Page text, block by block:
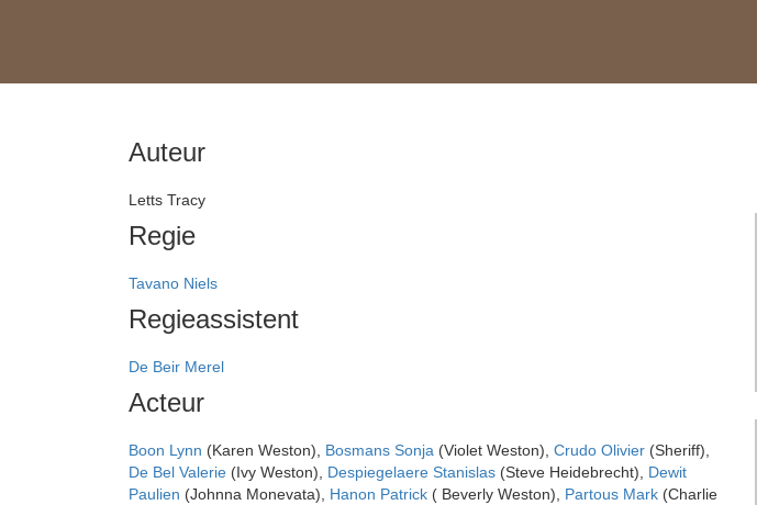
Auteur
Letts Tracy
Regie
Tavano Niels
Regieassistent
De Beir Merel
Acteur
Boon Lynn (Karen Weston), Bosmans Sonja (Violet Weston), Crudo Olivier (Sheriff),
De Bel Valerie (Ivy Weston), Despiegelaere Stanislas (Steve Heidebrecht), Dewit
Paulien (Johnna Monevata), Hanon Patrick ( Beverly Weston), Partous Mark (Charlie